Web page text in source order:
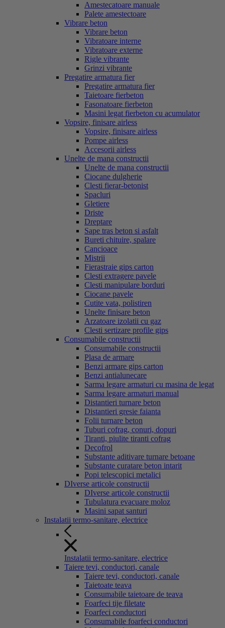
Amestecatoare manuale
Palete amestectoare
Vibrare beton
Vibrare beton
Vibratoare interne
Vibratoare externe
Rigle vibrante
Grinzi vibrante
Pregatire armatura fier
Pregatire armatura fier
Taietoare fierbeton
Fasonatoare fierbeton
Masini legat fierbeton cu acumulator
Vopsire, finisare airless
Vopsire, finisare airless
Pompe airless
Accesorii airless
Unelte de mana constructii
Unelte de mana constructii
Ciocane dulgherie
Clesti fierar-betonist
Spacluri
Gletiere
Driste
Dreptare
Sape tras beton si asfalt
Bureti chituire, spalare
Cancioace
Mistrii
Fierastraie gips carton
Clesti extragere pavele
Clesti manipulare borduri
Ciocane pavele
Cutite vata, polistiren
Unelte finisare beton
Arzatoare izolatii cu gaz
Clesti sertizare profile gips
Consumabile constructii
Consumabile constructii
Plasa de armare
Benzi armare gips carton
Benzi antialunecare
Sarma legare armaturi cu masina de legat
Sarma legare armaturi manual
Distantieri turnare beton
Distantieri gresie faianta
Folii turnare beton
Tuburi cofrag, conuri, dopuri
Tiranti, piulite tiranti cofrag
Decofrol
Substante aditivare turnare betoane
Substante curatare beton intarit
Popi telescopici metalici
DIverse articole constructii
DIverse articole constructii
Tubulatura evacuare moloz
Masini sapat santuri
Instalatii termo-sanitare, electrice
Instalatii termo-sanitare, electrice
Taiere tevi, conductori, canale
Taiere tevi, conductori, canale
Taietoate teava
Consumabile taietoare de teava
Foarfeci tije filetate
Foarfeci conductori
Consumabile foarfeci conductori